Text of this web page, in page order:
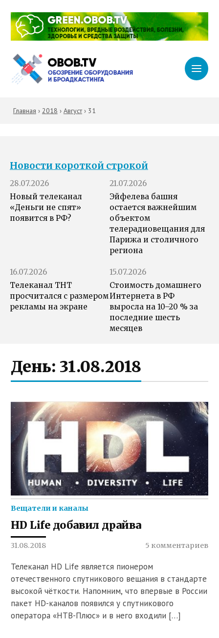
Главная › 2018 › Август› 31
Новости короткой строкой
28.07.2026
Новый телеканал
«Деньги не спят»
появится в РФ?
21.07.2026
Эйфелева башня
остается важнейшим
объектом
телерадиовещания для
Парижа и столичного
региона
16.07.2026
Телеканал ТНТ
просчитался с размером
рекламы на экране
15.07.2026
Стоимость домашнего
Интернета в РФ
выросла на 10–20 % за
последние шесть
месяцев
День:31.08.2018
Вещатели и каналы
HD Life добавил драйва
31.08.2018 5 комментариев
Телеканал HD Life является пионером
отечественного спутникового вещания в стандарте
высокой чёткости. Напомним, что впервые в России
пакет HD-каналов появился у спутникового
оператора «НТВ-Плюс» и в него входили […]